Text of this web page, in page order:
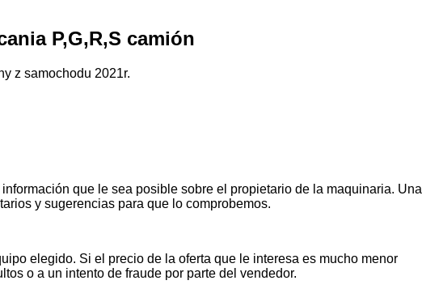
P,G,R,S camión
z samochodu 2021r.
que le sea posible sobre el propietario de la maquinaria. Una
y sugerencias para que lo comprobemos.
elegido. Si el precio de la oferta que le interesa es mucho menor
o a un intento de fraude por parte del vendedor.